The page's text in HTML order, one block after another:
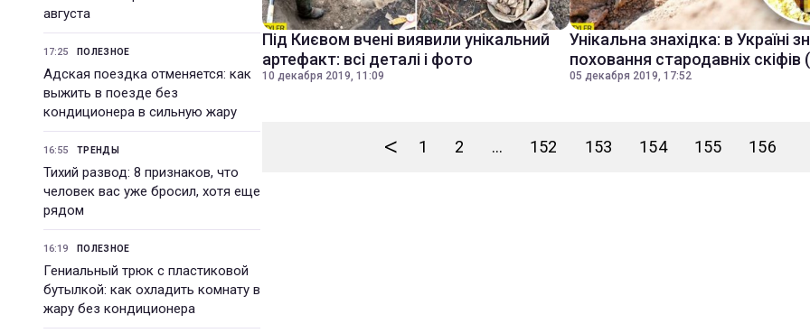
августа
17:25 ПОЛЕЗНОЕ
Адская поездка отменяется: как
выжить в поезде без
кондиционера в сильную жару
16:55 ТРЕНДЫ
Тихий развод: 8 признаков, что
человек вас уже бросил, хотя еще
рядом
16:19 ПОЛЕЗНОЕ
Гениальный трюк с пластиковой
бутылкой: как охладить комнату в
жару без кондиционера
Під Києвом вчені виявили унікальний
артефакт: всі деталі і фото
10 декабря 2019, 11:09
Унікальна знахідка: в Україні
поховання стародавніх
05 декабря 2019, 17:52
< 1 2 ... 152 153 154 155 156